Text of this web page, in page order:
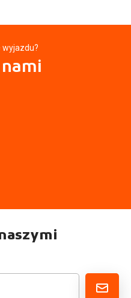
nami